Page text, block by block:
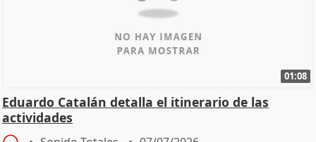
01:08
Eduardo Catalán detalla el itinerario de las
actividades